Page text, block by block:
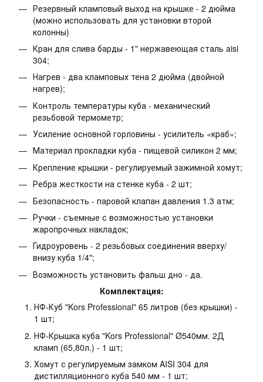
Резервный кламповый выход на крышке - 2 дюйма
(можно использовать для установки второй
колонны)
Кран для слива барды - 1" нержавеющая сталь aisi
304;
Нагрев - два кламповых тена 2 дюйма (двойной
нагрев);
Контроль температуры куба - механический
резьбовой термометр;
Усиление основной горловины - усилитель «краб»;
Материал прокладки куба - пищевой силикон 2 мм;
Крепление крышки - регулируемый зажимной хомут;
Ребра жесткости на стенке куба - 2 шт;
Безопасность - паровой клапан давления 1.3 атм;
Ручки - съемные с возможностью установки
жаропрочных накладок;
Гидроуровень - 2 резьбовых соединения вверху/
внизу куба 1/4";
Возможность установить фальш дно - да.
Комплектация:
НФ-Куб "Kors Professional" 65 литров (без крышки) -
1 шт;
НФ-Крышка куба "Kors Professional" Ø540мм. 2Д
кламп (65,80л.) - 1 шт;
Хомут с регулируемым замком AISI 304 для
дистилляционного куба 540 мм - 1 шт;